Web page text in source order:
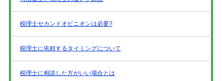
税理士セカンドオピニオンは必要?
税理士に依頼するタイミングについて
税理士に相談した方がいい場合とは